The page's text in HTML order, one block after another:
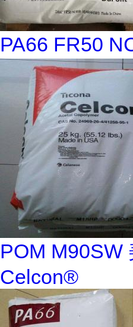
PA66 FR50
POM M90SW
Celcon®